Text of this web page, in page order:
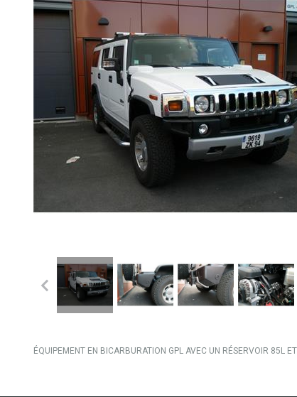
ÉQUIPEMENT EN BICARBURATION GPL AVEC UN RÉSERVOIR 85L